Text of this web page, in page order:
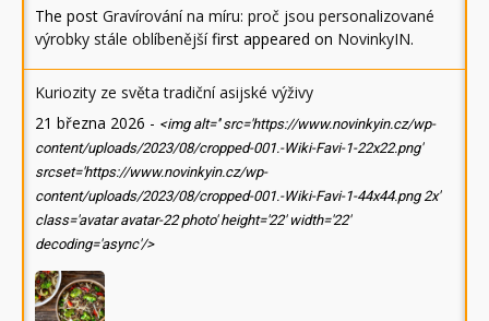
The post Gravírování na míru: proč jsou personalizované
výrobky stále oblíbenějšífirst appeared on NovinkyIN.
Kuriozity ze světa tradiční asijské výživy
21 března 2026 - <img alt='' src='https://www.novinkyin.cz/wp-
content/uploads/2023/08/cropped-001.-Wiki-Favi-1-22x22.png'
srcset='https://www.novinkyin.cz/wp-
content/uploads/2023/08/cropped-001.-Wiki-Favi-1-44x44.png 2x'
class='avatar avatar-22 photo' height='22' width='22'
decoding='async'/>